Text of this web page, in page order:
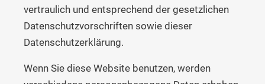
vertraulich und entsprechend der gesetzlichen
Datenschutzvorschriften sowie dieser
Datenschutzerklärung.
Wenn Sie diese Website benutzen, werden